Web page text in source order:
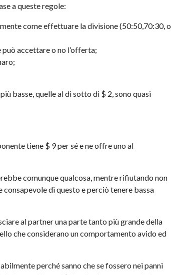
a queste regole:
come effettuare la divisione (50:50,70:30, o
accettare o no l’offerta;
basse, quelle al di sotto di $ 2, sono quasi
tiene $ 9 per sé e ne offre uno al
comunque qualcosa, mentre rifiutando non
di questo e perciò tenere bassa
al partner una parte tanto più grande della
che considerano un comportamento avido ed
perché sanno che se fossero nei panni